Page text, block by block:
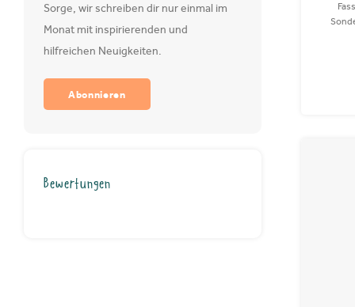
Sorge, wir schreiben dir nur einmal im
Monat mit inspirierenden und
hilfreichen Neuigkeiten.
Abonnieren
Bewertungen
PET